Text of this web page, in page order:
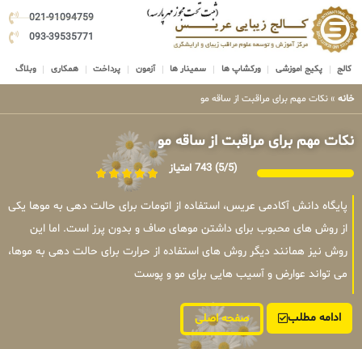
021-91094759
093-39535771
کالج پکیج اموزشی ورکشاپ ها سمینار ها آزمون پرداخت همکاری وبلاگ
خانه » نکات مهم برای مراقبت از ساقه مو
نکات مهم برای مراقبت از ساقه مو
(5/5) 743 امتیاز
پایگاه دانش آکادمی عریس، استفاده از اتومات برای حالت دهی به موها یکی
از روش های محبوب برای داشتن موهای صاف و بدون پرز است. اما این
روش نیز همانند دیگر روش های استفاده از حرارت برای حالت دهی به موها،
می تواند عوارض و آسیب هایی برای مو و پوست
ادامه مطلب صفحه اصلی